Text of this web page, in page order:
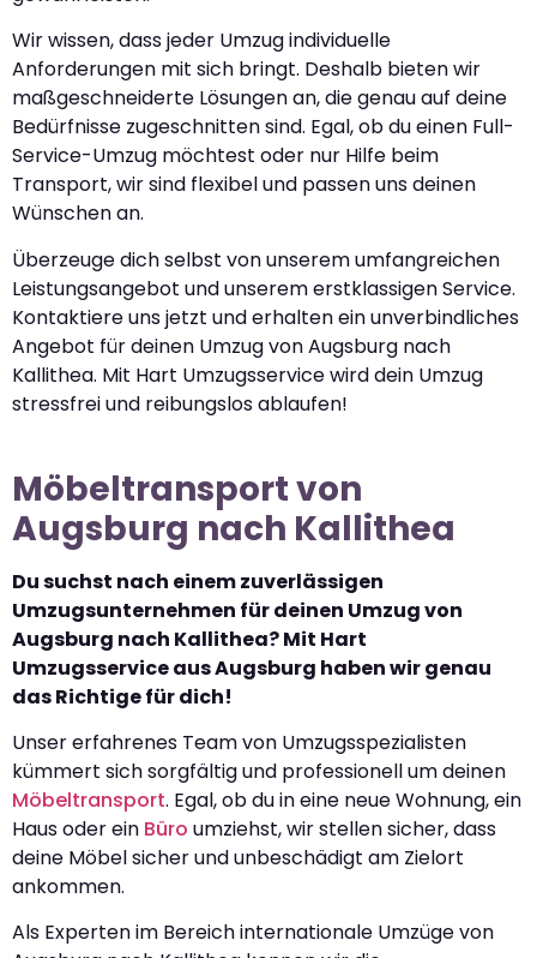
Wir wissen, dass jeder Umzug individuelle
Anforderungen mit sich bringt. Deshalb bieten wir
maßgeschneiderte Lösungen an, die genau auf deine
Bedürfnisse zugeschnitten sind. Egal, ob du einen Full-
Service-Umzug möchtest oder nur Hilfe beim
Transport, wir sind flexibel und passen uns deinen
Wünschen an.
Überzeuge dich selbst von unserem umfangreichen
Leistungsangebot und unserem erstklassigen Service.
Kontaktiere uns jetzt und erhalten ein unverbindliches
Angebot für deinen Umzug von Augsburg nach
Kallithea. Mit Hart Umzugsservice wird dein Umzug
stressfrei und reibungslos ablaufen!
Möbeltransport von
Augsburg nach Kallithea
Du suchst nach einem zuverlässigen
Umzugsunternehmen für deinen Umzug von
Augsburg nach Kallithea? Mit Hart
Umzugsservice aus Augsburg haben wir genau
das Richtige für dich!
Unser erfahrenes Team von Umzugsspezialisten
kümmert sich sorgfältig und professionell um deinen
Möbeltransport. Egal, ob du in eine neue Wohnung, ein
Haus oder ein Büro umziehst, wir stellen sicher, dass
deine Möbel sicher und unbeschädigt am Zielort
ankommen.
Als Experten im Bereich internationale Umzüge von